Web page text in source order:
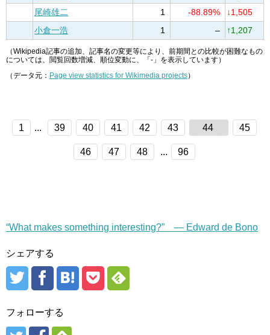
尾崎雄二
1 -88.89%
↓1,505
小倉一浩
1 – ↑1,207
（Wikipedia記事の追加、記事名の変更等により、前期間との比較が困難なもの
については、閲覧回数増減、順位変動に、「-」を表示しています）
（データ元： Page view statistics for Wikimedia projects）
1 ... 39 40 41 42 43 44 45
46 47 48 ... 96
“What makes something interesting?” — Edward de Bono
シェアする
フォローする